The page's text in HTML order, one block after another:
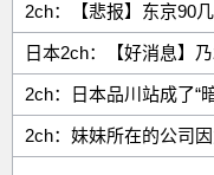
2ch：【悲报】东京90
2ch：日本品川站成了“
2ch：妹妹所在的公司